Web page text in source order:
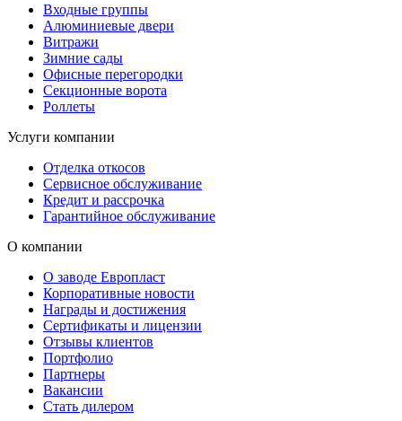
Входные группы
Алюминиевые двери
Витражи
Зимние сады
Офисные перегородки
Секционные ворота
Роллеты
Услуги компании
Отделка откосов
Сервисное обслуживание
Кредит и рассрочка
Гарантийное обслуживание
О компании
О заводе Европласт
Корпоративные новости
Награды и достижения
Сертификаты и лицензии
Отзывы клиентов
Портфолио
Партнеры
Вакансии
Стать дилером